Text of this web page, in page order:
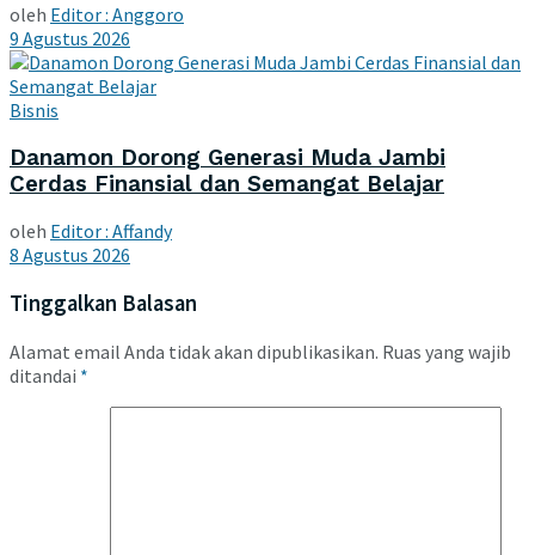
oleh Editor : Anggoro
9 Agustus 2026
Bisnis
Danamon Dorong Generasi Muda Jambi
Cerdas Finansial dan Semangat Belajar
oleh Editor : Affandy
8 Agustus 2026
Tinggalkan Balasan
Alamat email Anda tidak akan dipublikasikan. Ruas yang wajib
ditandai *